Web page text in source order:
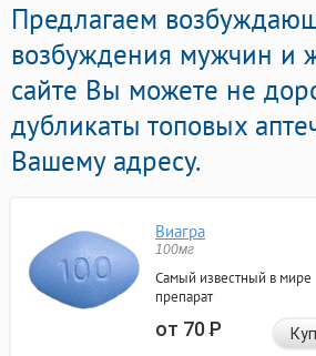
Предлагаем
возбуждения мужчин и
сайте Вы можете не
дубликаты топовых
Вашему адресу.
Виагра
100мг
Самый известный в мире
препарат
от 70Р